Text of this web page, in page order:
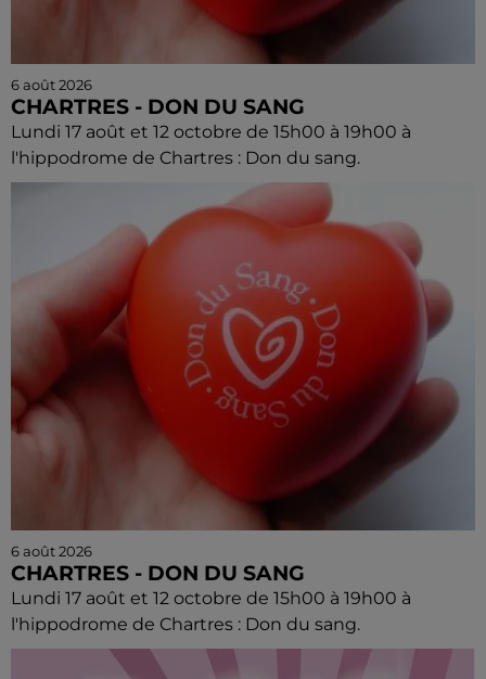
6 août 2026
CHARTRES - DON DU SANG
Lundi 17 août et 12 octobre de 15h00 à 19h00 à
l'hippodrome de Chartres : Don du sang.
6 août 2026
CHARTRES - DON DU SANG
Lundi 17 août et 12 octobre de 15h00 à 19h00 à
l'hippodrome de Chartres : Don du sang.